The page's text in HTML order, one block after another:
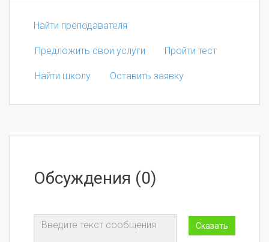
Найти преподавателя
Предложить свои услуги Пройти тест
Найти школу Оставить заявку
Обсуждения (0)